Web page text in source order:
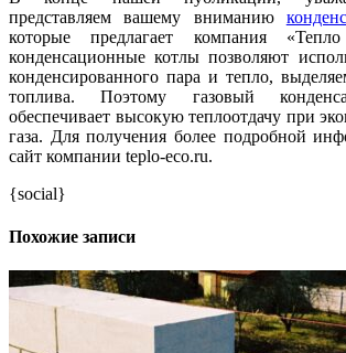
представляем вашему вниманию
которые предлагает компания
конденсационные котлы позволяют
конденсированного пара и тепло,
топлива. Поэтому газовый
обеспечивает высокую теплоотдачу при
газа. Для получения более подробной
сайт компании teplo-eco.ru.
{social}
Похожие записи